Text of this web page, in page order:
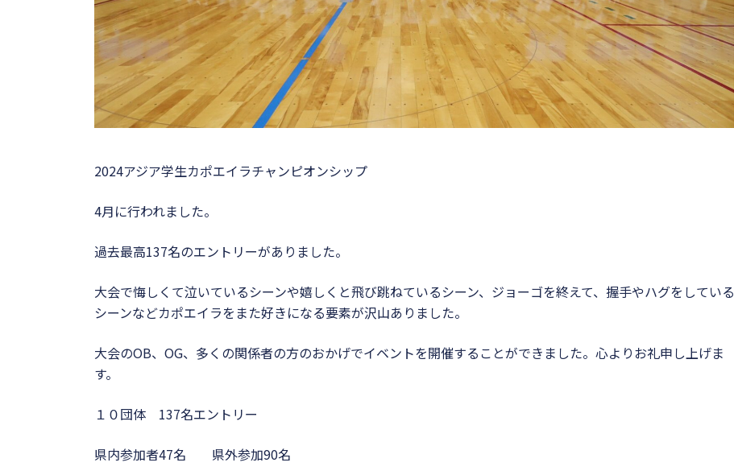
2024アジア学生カポエイラチャンピオンシップ
4月に行われました。
過去最高137名のエントリーがありました。
大会で悔しくて泣いているシーンや嬉しくと飛び跳ねているシーン、ジョーゴを終えて、握手やハグをしている
シーンなどカポエイラをまた好きになる要素が沢山ありました。
大会のOB、OG、多くの関係者の方のおかげでイベントを開催することができました。心よりお礼申し上げま
す。
１０団体 137名エントリー
県内参加者47名 県外参加90名